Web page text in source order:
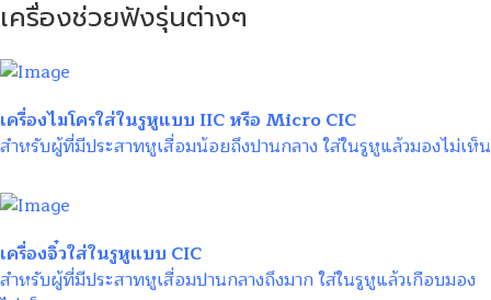
เครื่องช่วยฟังรุ่นต่างๆ
เครื่องไมโครใส่ในรูหูแบบ IIC หรือ Micro CIC
สำหรับผู้ที่มีประสาทหูเสื่อมน้อยถึงปานกลาง ใส่ในรูหูแล้วมองไม่เห็น
เครื่องจิ๋วใส่ในรูหูแบบ CIC
สำหรับผู้ที่มีประสาทหูเสื่อมปานกลางถึงมาก ใส่ในรูหูแล้วเกือบมอง